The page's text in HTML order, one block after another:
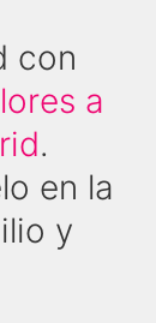
con
a
.
en la
y